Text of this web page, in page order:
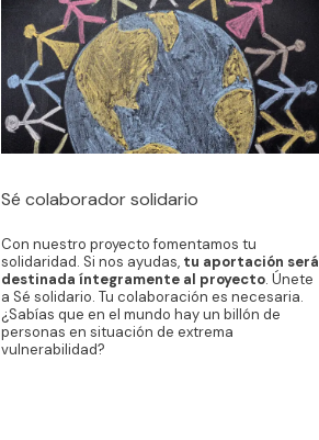
Sé colaborador solidario
Con nuestro proyecto fomentamos tu
solidaridad. Si nos ayudas, tu aportación será
destinada íntegramente al proyecto. Únete
a Sé solidario. Tu colaboración es necesaria.
¿Sabías que en el mundo hay un billón de
personas en situación de extrema
vulnerabilidad?